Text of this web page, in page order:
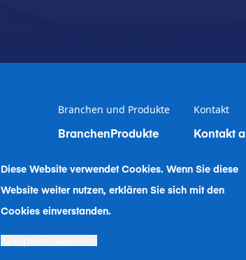
Diese Website verwendet Cookies. Wenn Sie diese
Website weiter nutzen, erklären Sie sich mit den
Cookies einverstanden.
Branchen und Produkte
BranchenProdukte
Kontakt
Kontakt
Verhaltenskodex | Human Rights Company Statement